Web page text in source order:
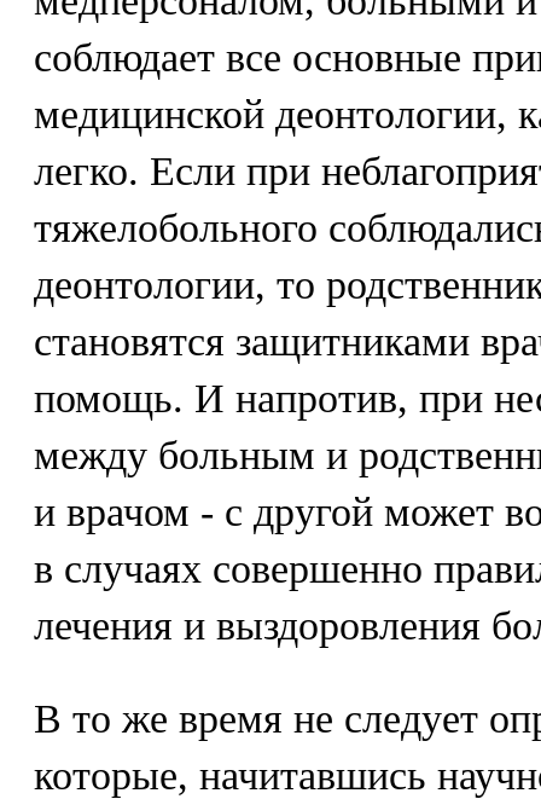
соблюдает все основные
медицинской деонтологии,
легко. Если при
тяжелобольного
деонтологии, то
становятся защитниками
помощь. И напротив, при
между больным и
и врачом - с другой может
в случаях совершенно
лечения и выздоровления
В то же время не следует
которые, начитавшись